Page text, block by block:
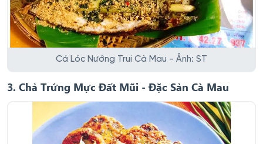
Cá Lóc Nướng Trui Cà Mau - Ảnh: ST
3. Chả Trứng Mực Đất Mũi - Đặc Sản Cà Mau